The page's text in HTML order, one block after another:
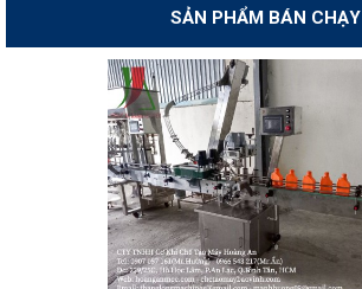
SẢN PHẨM BÁN CHẠY